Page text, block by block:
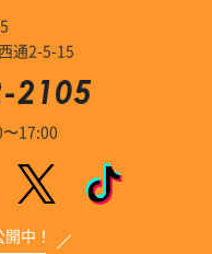
通2-5-15
2105
17:00
中！